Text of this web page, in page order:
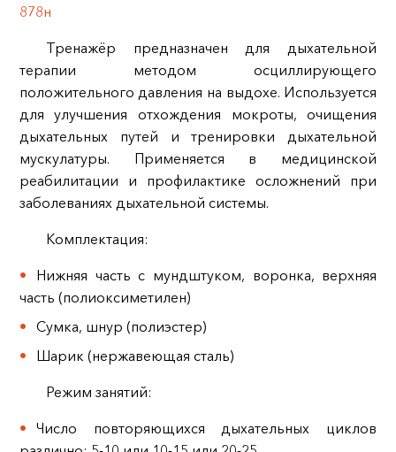
878н
Тренажёр предназначен для дыхательной
терапии методом осциллирующего
положительного давления на выдохе. Используется
для улучшения отхождения мокроты, очищения
дыхательных путей и тренировки дыхательной
мускулатуры. Применяется в медицинской
реабилитации и профилактике осложнений при
заболеваниях дыхательной системы.
Комплектация:
Нижняя часть с мундштуком, воронка, верхняя
часть (полиоксиметилен)
Сумка, шнур (полиэстер)
Шарик (нержавеющая сталь)
Режим занятий:
Число повторяющихся дыхательных циклов